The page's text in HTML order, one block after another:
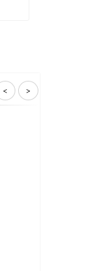
< >